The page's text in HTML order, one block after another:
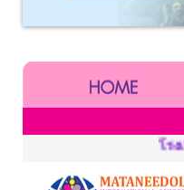
โรงเรียนเมทนีดล เปิดสอนระ